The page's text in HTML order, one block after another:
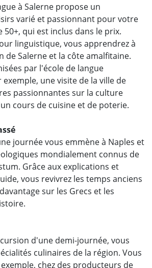
à Salerne propose un
varié et passionnant pour votre
qui est inclus dans le prix.
linguistique, vous apprendrez à
de Salerne et la côte amalfitaine.
par l'école de langue
une visite de la ville de
passionnantes sur la culture
cours de cuisine et de poterie.
journée vous emmène à Naples et
mondialement connus de
Grâce aux explications et
vous revivrez les temps anciens
sur les Grecs et les
d'une demi-journée, vous
culinaires de la région. Vous
chez des producteurs de